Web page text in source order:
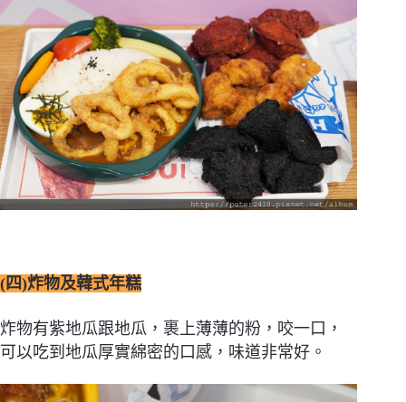
(四)炸物及韓式年糕
炸物有紫地瓜跟地瓜，裹上薄薄的粉，咬一口，
可以吃到地瓜厚實綿密的口感，味道非常好。